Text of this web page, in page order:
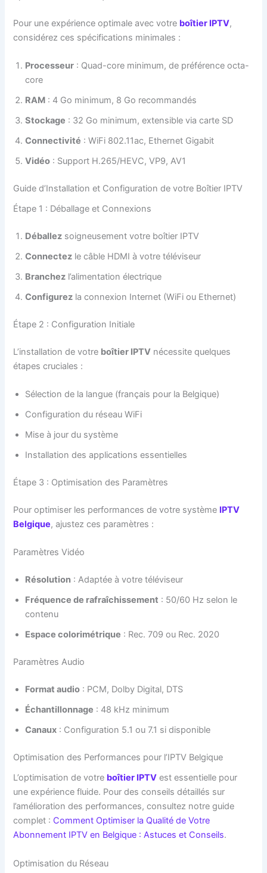
Pour une expérience optimale avec votre boîtier IPTV,
considérez ces spécifications minimales :
Processeur : Quad-core minimum, de préférence octa-
core
RAM : 4 Go minimum, 8 Go recommandés
Stockage : 32 Go minimum, extensible via carte SD
Connectivité : WiFi 802.11ac, Ethernet Gigabit
Vidéo : Support H.265/HEVC, VP9, AV1
Guide d’Installation et Configuration de votre Boîtier IPTV
Étape 1 : Déballage et Connexions
Déballez soigneusement votre boîtier IPTV
Connectez le câble HDMI à votre téléviseur
Branchez l’alimentation électrique
Configurez la connexion Internet (WiFi ou Ethernet)
Étape 2 : Configuration Initiale
L’installation de votre boîtier IPTV nécessite quelques
étapes cruciales :
Sélection de la langue (français pour la Belgique)
Configuration du réseau WiFi
Mise à jour du système
Installation des applications essentielles
Étape 3 : Optimisation des Paramètres
Pour optimiser les performances de votre système IPTV
Belgique, ajustez ces paramètres :
Paramètres Vidéo
Résolution : Adaptée à votre téléviseur
Fréquence de rafraîchissement : 50/60 Hz selon le
contenu
Espace colorimétrique : Rec. 709 ou Rec. 2020
Paramètres Audio
Format audio : PCM, Dolby Digital, DTS
Échantillonnage : 48 kHz minimum
Canaux : Configuration 5.1 ou 7.1 si disponible
Optimisation des Performances pour l’IPTV Belgique
L’optimisation de votre boîtier IPTV est essentielle pour
une expérience fluide. Pour des conseils détaillés sur
l’amélioration des performances, consultez notre guide
complet : Comment Optimiser la Qualité de Votre
Abonnement IPTV en Belgique : Astuces et Conseils.
Optimisation du Réseau